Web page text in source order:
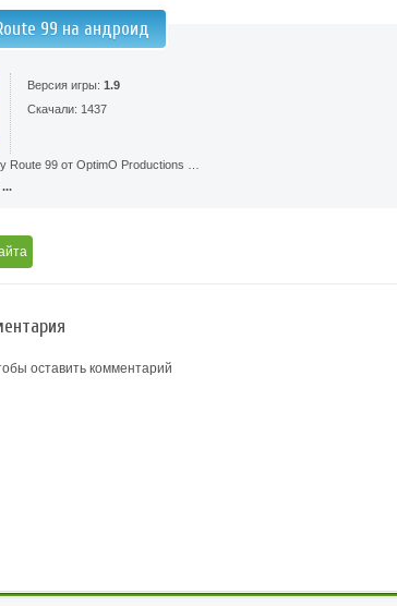
99 на андроид
Версия игры: 1.9
Скачали: 1437
Route 99 от OptimO Productions …
оставить комментарий